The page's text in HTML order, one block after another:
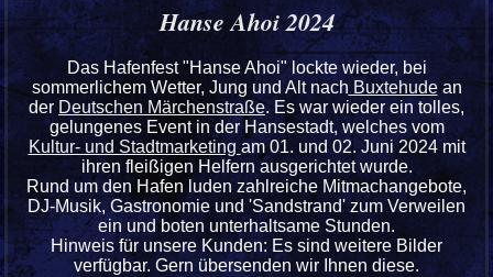
Hanse Ahoi 2024
Das Hafenfest "Hanse Ahoi" lockte wieder, bei
sommerlichem Wetter, Jung und Alt nach Buxtehudean
der Deutschen Märchenstraße. Es war wieder ein tolles,
gelungenes Event in der Hansestadt, welches vom
Kultur- und Stadtmarketingam 01. und 02. Juni 2024 mit
ihren fleißigen Helfern ausgerichtet wurde.
Rund um den Hafen luden zahlreiche Mitmachangebote,
DJ-Musik, Gastronomie und 'Sandstrand' zum Verweilen
ein und boten unterhaltsame Stunden.
Hinweis für unsere Kunden: Es sind weitere Bilder
verfügbar. Gern übersenden wir Ihnen diese.